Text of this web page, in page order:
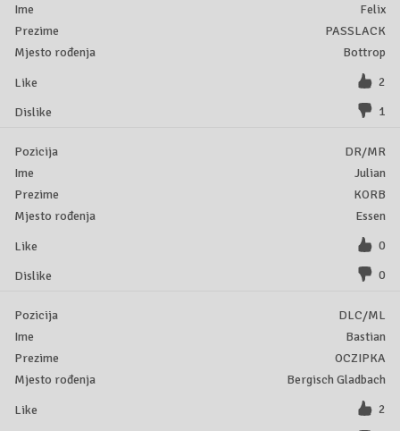
Felix
PASSLACK
Bottrop
2
1
DR/MR
Julian
KORB
Essen
0
0
DLC/ML
Bastian
OCZIPKA
Bergisch Gladbach
2